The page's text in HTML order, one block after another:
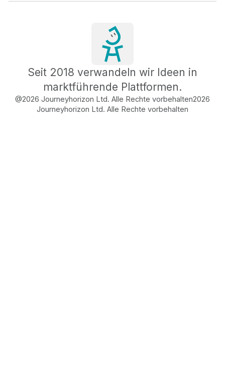
Seit 2018 verwandeln wir Ideen in
marktführende Plattformen.
@2026 Journeyhorizon Ltd. Alle Rechte vorbehalten2026
Journeyhorizon Ltd. Alle Rechte vorbehalten